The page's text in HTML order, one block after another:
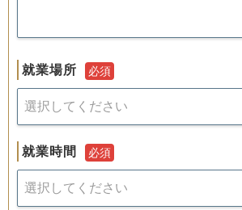
就業場所 必須
選択してください
就業時間 必須
選択してください